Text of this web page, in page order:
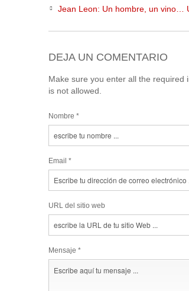
Jean Leon: Un hombre, un vino…
DEJA UN COMENTARIO
Make sure you enter all the required
is not allowed.
Nombre *
Email *
URL del sitio web
Mensaje *